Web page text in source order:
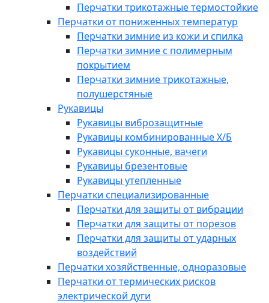
Перчатки трикотажные термостойкие
Перчатки от пониженных температур
Перчатки зимние из кожи и спилка
Перчатки зимние с полимерным
покрытием
Перчатки зимние трикотажные,
полушерстяные
Рукавицы
Рукавицы виброзащитные
Рукавицы комбинированные Х/Б
Рукавицы суконные, вачеги
Рукавицы брезентовые
Рукавицы утепленные
Перчатки специализированные
Перчатки для защиты от вибрации
Перчатки для защиты от порезов
Перчатки для защиты от ударных
воздействий
Перчатки хозяйственные, одноразовые
Перчатки от термических рисков
электрической дуги